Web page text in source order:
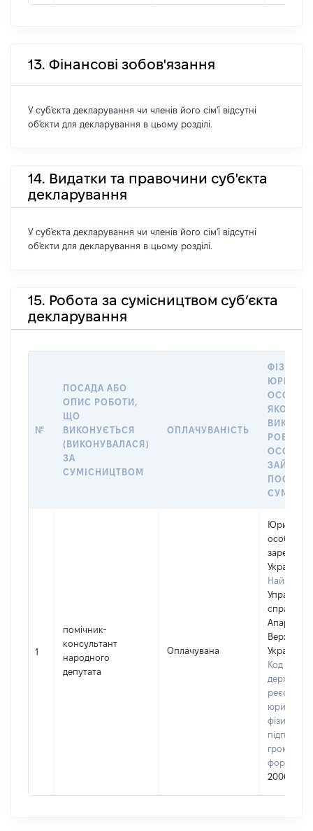
13. Фінансові зобов'язання
У суб'єкта декларування чи членів його сім'ї відсутні
об'єкти для декларування в цьому розділі.
14. Видатки та правочини суб'єкта
декларування
У суб'єкта декларування чи членів його сім'ї відсутні
об'єкти для декларування в цьому розділі.
15. Робота за сумісництвом суб’єкта
декларування
№
ПОСАДА АБО
ОПИС РОБОТИ,
ЩО
ВИКОНУЄТЬСЯ
(ВИКОНУВАЛАСЯ)
ЗА
СУМІСНИЦТВОМ
ОПЛАЧУВАНІСТЬ
ОСОБА,
ЯКОЇ
РОБОТА
ОСОБА
ПОСАДУ
1
помічник-
консультант
народного
депутата
Оплачувана
Юридична
особа,
Україні
справами
Апарату
України
Код в
реєстрі
фізичних
20064120